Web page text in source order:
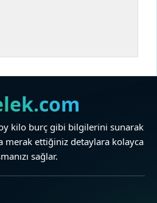
kilo burç gibi bilgilerini sunarak
merak ettiğiniz detaylara kolayca
sağlar.